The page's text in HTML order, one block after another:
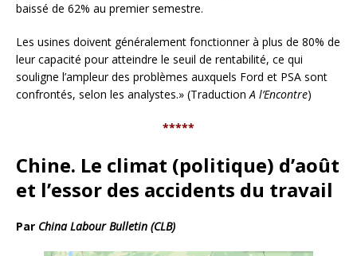
baissé de 62% au premier semestre.
Les usines doivent généralement fonctionner à plus de 80% de
leur capacité pour atteindre le seuil de rentabilité, ce qui
souligne l’ampleur des problèmes auxquels Ford et PSA sont
confrontés, selon les analystes.» (TraductionA l’Encontre)
*****
Chine. Le climat (politique) d’août
et l’essor des accidents du travail
Par China Labour Bulletin (CLB)